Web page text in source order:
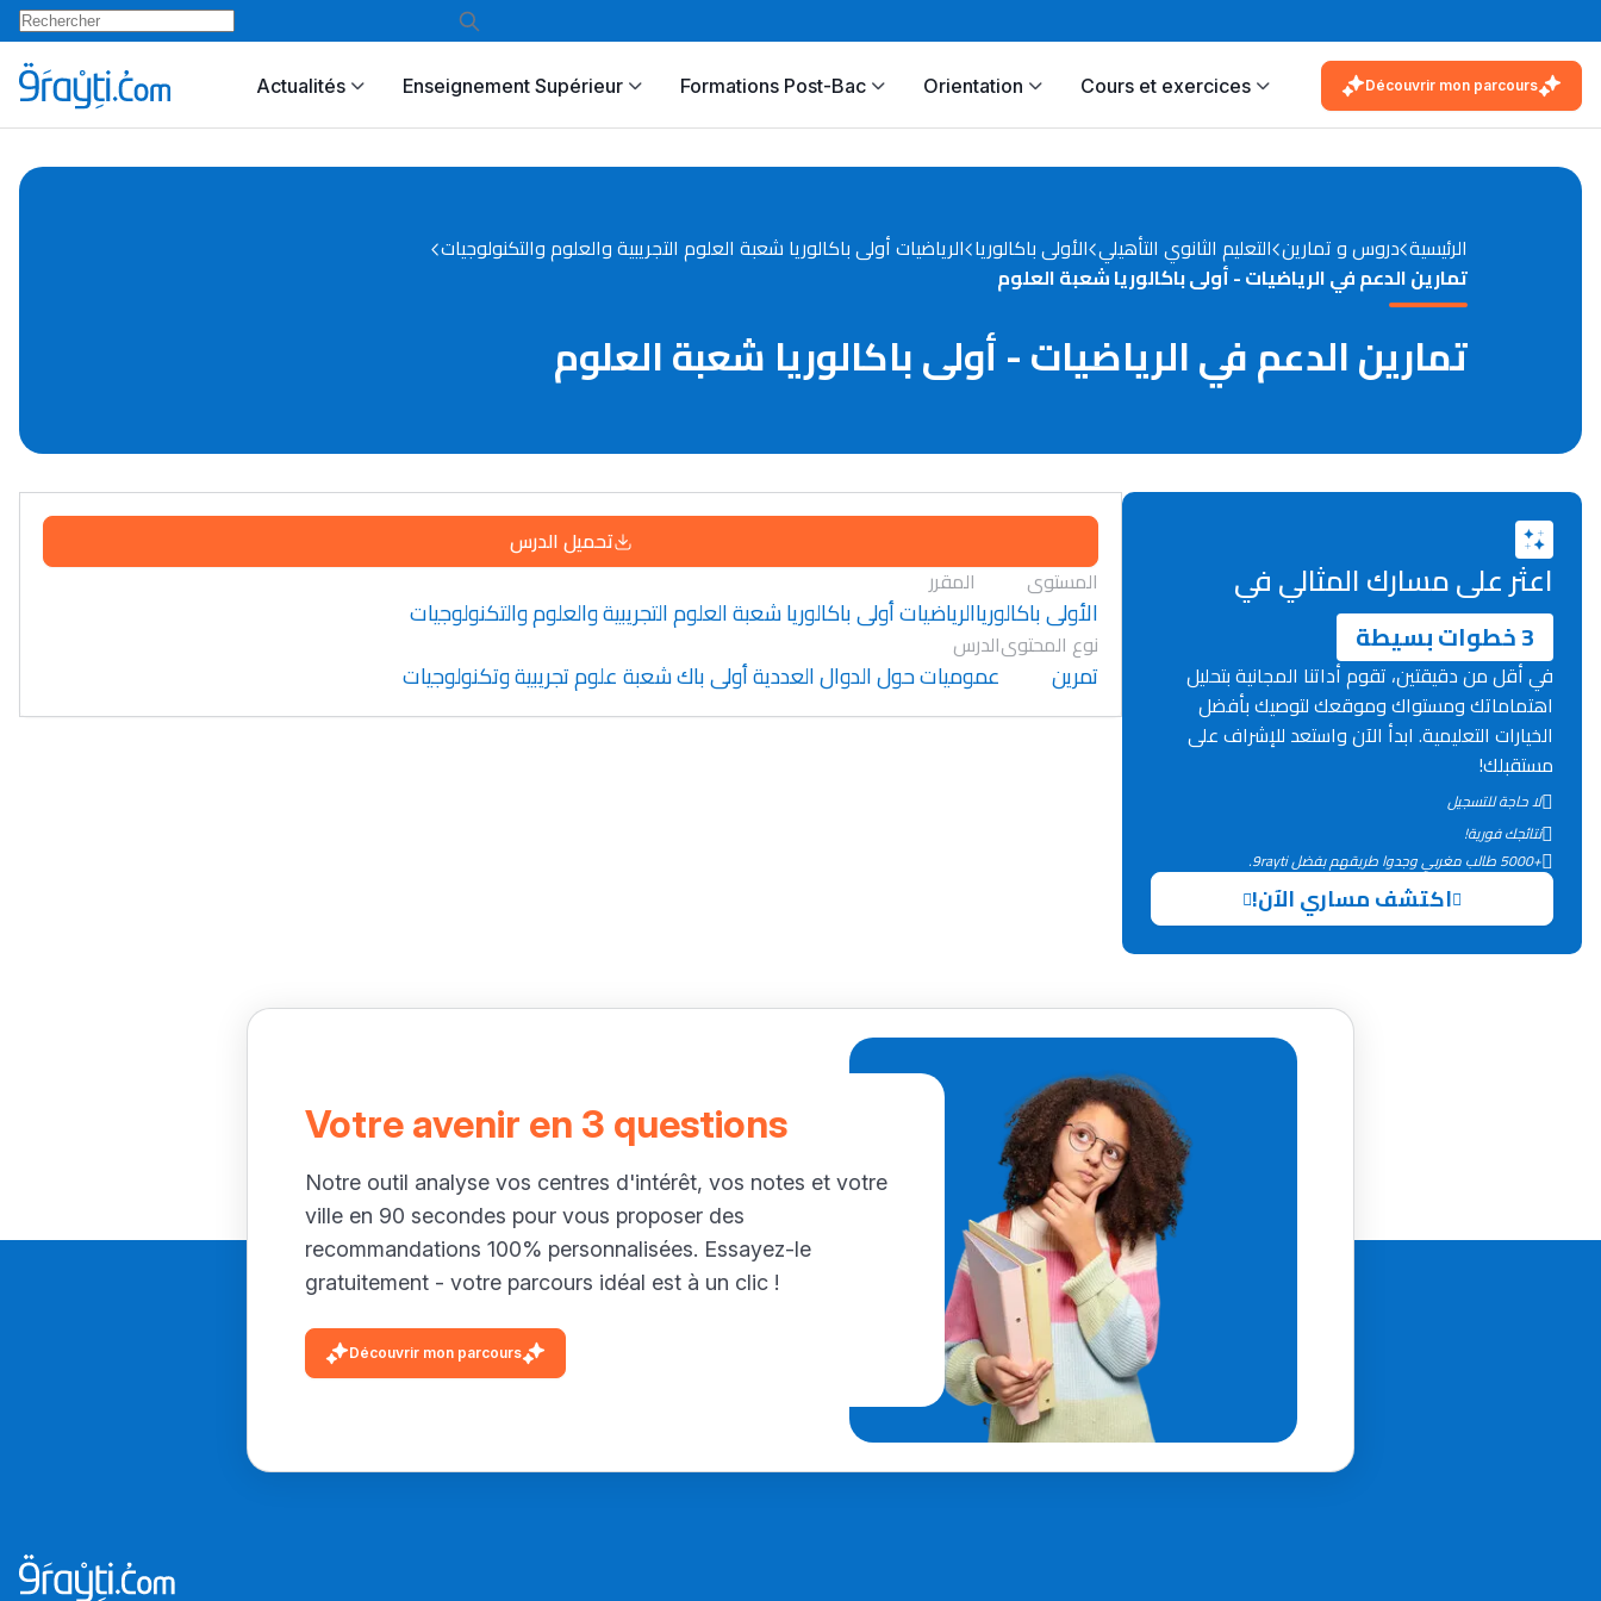
Actualités Enseignement Supérieur Formations Post-Bac Orientation Cours et exercices Découvrir mon parcours
الرئيسية دروس و تمارين التعليم الثانوي التأهيلي الأولى باكالوريا الرياضيات أولى باكالوريا شعبة العلوم التجريبية والعلوم والتكنولوجيات
تمارين الدعم في الرياضيات - أولى باكالوريا شعبة العلوم
تمارين الدعم في الرياضيات - أولى باكالوريا شعبة العلوم
تحميل الدرس
المستوى
الأولى باكالوريا
المقرر
الرياضيات أولى باكالوريا شعبة العلوم التجريبية والعلوم والتكنولوجيات
نوع المحتوى
تمرين
الدرس
عموميات حول الدوال العددية أولى باك شعبة علوم تجريبية وتكنولوجيات
اعثر على مسارك المثالي في
3 خطوات بسيطة
في أقل من دقيقتين، تقوم أداتنا المجانية بتحليل
اهتماماتك ومستواك وموقعك لتوصيك بأفضل
الخيارات التعليمية. ابدأ الآن واستعد للإشراف على
مستقبلك!
لا حاجة للتسجيل
نتائجك فورية!
+5000 طالب مغربي وجدوا طريقهم بفضل 9rayti.
اكتشف مساري الآن!
Votre avenir en 3 questions
Notre outil analyse vos centres d'intérêt, vos notes et votre
ville en 90 secondes pour vous proposer des
recommandations 100% personnalisées. Essayez-le
gratuitement - votre parcours idéal est à un clic !
Découvrir mon parcours